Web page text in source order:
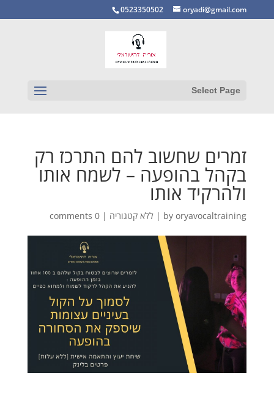
0523350502 oryadi@gmail.com
Select Page
זמרים שחשוב להם התרכז רק
בקהל בהופעה – לשמח אותו
ולהרקיד אותו
byoryavocaltraining
| ללא קטגוריה |
0 comments